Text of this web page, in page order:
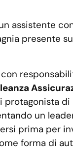
assistente
presente
con
di
un
prima per
forma di